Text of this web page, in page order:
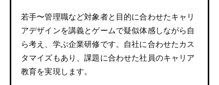
若手〜管理職など対象者と目的に合わせたキャリ
アデザインを講義とゲームで疑似体感しながら自
ら考え、学ぶ企業研修です。自社に合わせたカス
タマイズもあり、課題に合わせた社員のキャリア
教育を実現します。